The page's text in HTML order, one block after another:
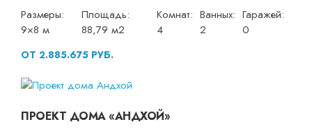
Размеры:
9×8 м
Площадь:
88,79 м2
Комнат:
4
Ванных:
2
Гаражей:
0
ОТ 2.885.675 РУБ.
ПРОЕКТ ДОМА «АНДХОЙ»